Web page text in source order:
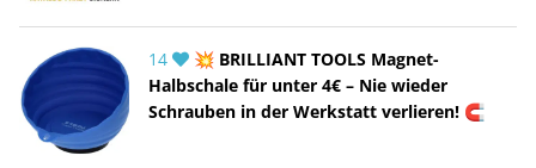
14
💥 BRILLIANT TOOLS Magnet-
Halbschale für unter 4€ – Nie wieder
Schrauben in der Werkstatt verlieren! 🧲